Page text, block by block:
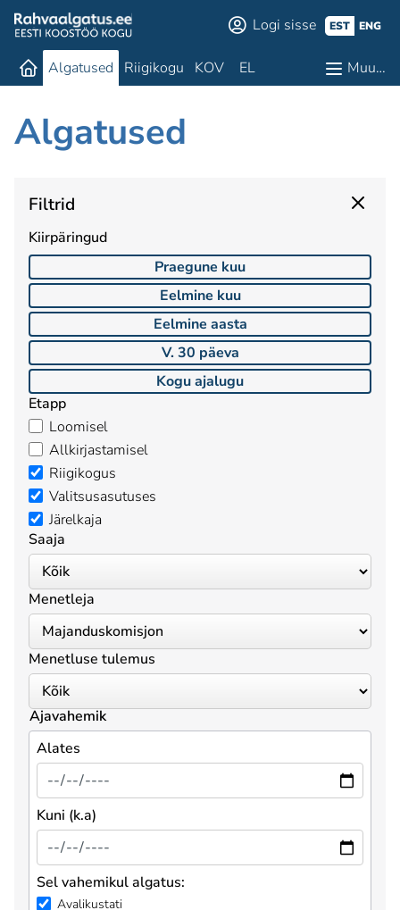
Logi sisse EST ENG
Algatused Riigikogu KOV EL Muu…
Algatused
Filtrid
Kiirpäringud
Praegune kuu
Eelmine kuu
Eelmine aasta
V. 30 päeva
Kogu ajalugu
Etapp
Loomisel
Allkirjastamisel
Riigikogus
Valitsusasutuses
Järelkaja
Saaja
Menetleja
Menetluse tulemus
Ajavahemik
Alates
Kuni (k.a)
Sel vahemikul algatus:
Avalikustati